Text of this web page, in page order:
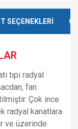
SEÇENEKLERİ
tipi radyal
fan
Çok ince
radyal kanatlara
ve üzerinde